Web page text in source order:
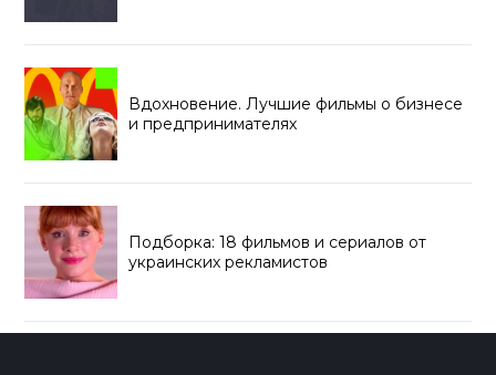
Вдохновение. Лучшие фильмы о бизнесе
и предпринимателях
Подборка: 18 фильмов и сериалов от
украинских рекламистов